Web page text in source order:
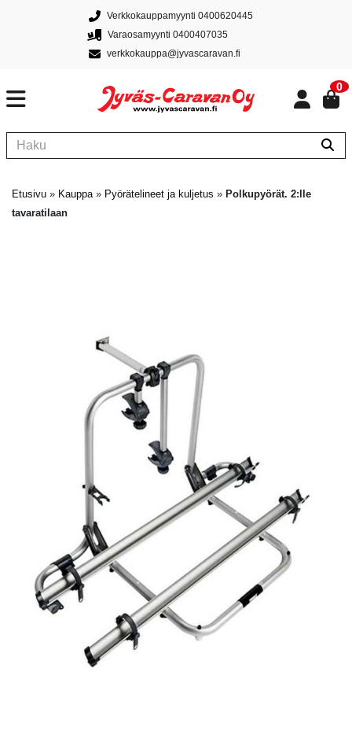
Verkkokauppamyynti 0400620445
Varaosamyynti 0400407035
verkkokauppa@jyvascaravan.fi
0
Etusivu » Kauppa» Pyörätelineet ja kuljetus » Polkupyörät. 2:lle
tavaratilaan